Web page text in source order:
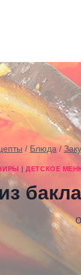
/ Блюда /
|ДЕТСКОЕ